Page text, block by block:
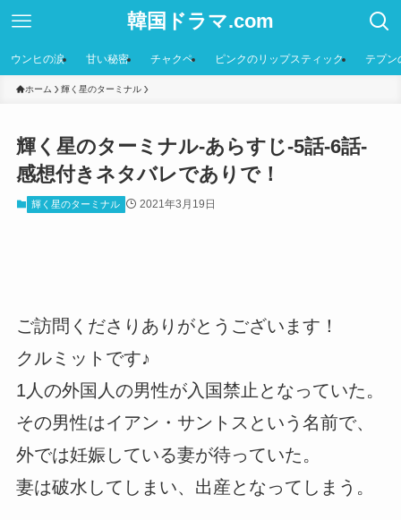
韓国ドラマ.com
ウンヒの涙 甘い秘密 チャクペ ピンクのリップスティック テプン
ホーム 輝く星のターミナル
輝く星のターミナル-あらすじ-5話-6話-
感想付きネタバレでありで！
輝く星のターミナル 2021年3月19日
ご訪問くださりありがとうございます！
クルミットです♪
1人の外国人の男性が入国禁止となっていた。
その男性はイアン・サントスという名前で、
外では妊娠している妻が待っていた。
妻は破水してしまい、出産となってしまう。